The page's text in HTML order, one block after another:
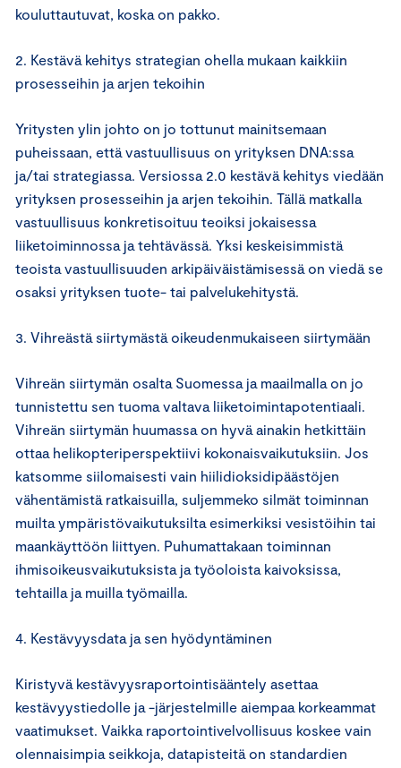
kouluttautuvat, koska on pakko.
2. Kestävä kehitys strategian ohella mukaan kaikkiin
prosesseihin ja arjen tekoihin
Yritysten ylin johto on jo tottunut mainitsemaan
puheissaan, että vastuullisuus on yrityksen DNA:ssa
ja/tai strategiassa. Versiossa 2.0 kestävä kehitys viedään
yrityksen prosesseihin ja arjen tekoihin. Tällä matkalla
vastuullisuus konkretisoituu teoiksi jokaisessa
liiketoiminnossa ja tehtävässä. Yksi keskeisimmistä
teoista vastuullisuuden arkipäiväistämisessä on viedä se
osaksi yrityksen tuote- tai palvelukehitystä.
3. Vihreästä siirtymästä oikeudenmukaiseen siirtymään
Vihreän siirtymän osalta Suomessa ja maailmalla on jo
tunnistettu sen tuoma valtava liiketoimintapotentiaali.
Vihreän siirtymän huumassa on hyvä ainakin hetkittäin
ottaa helikopteriperspektiivi kokonaisvaikutuksiin. Jos
katsomme siilomaisesti vain hiilidioksidipäästöjen
vähentämistä ratkaisuilla, suljemmeko silmät toiminnan
muilta ympäristövaikutuksilta esimerkiksi vesistöihin tai
maankäyttöön liittyen. Puhumattakaan toiminnan
ihmisoikeusvaikutuksista ja työoloista kaivoksissa,
tehtailla ja muilla työmailla.
4. Kestävyysdata ja sen hyödyntäminen
Kiristyvä kestävyysraportointisääntely asettaa
kestävyystiedolle ja -järjestelmille aiempaa korkeammat
vaatimukset. Vaikka raportointivelvollisuus koskee vain
olennaisimpia seikkoja, datapisteitä on standardien